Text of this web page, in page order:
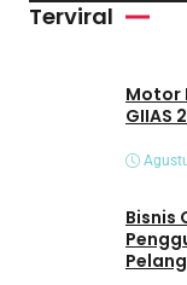
d
Terviral
Motor
GIIAS
Bisnis